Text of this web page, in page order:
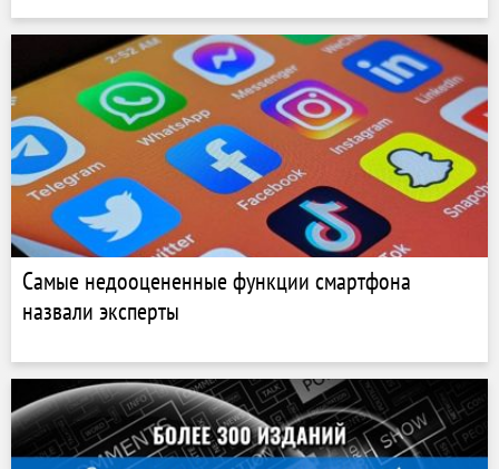
Самые недооцененные функции смартфона
назвали эксперты